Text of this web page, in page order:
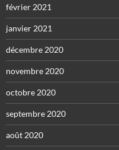
février 2021
janvier 2021
décembre 2020
novembre 2020
octobre 2020
septembre 2020
août 2020